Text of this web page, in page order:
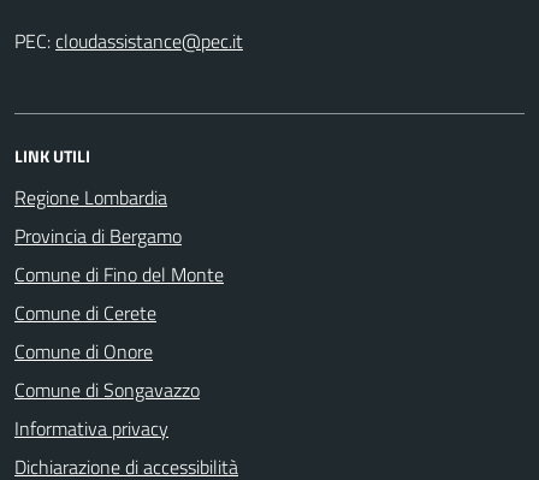
PEC:
LINK UTILI
Regione Lombardia
Provincia di Bergamo
Comune di Fino del Monte
Comune di Cerete
Comune di Onore
Comune di Songavazzo
Informativa privacy
Dichiarazione di accessibilità